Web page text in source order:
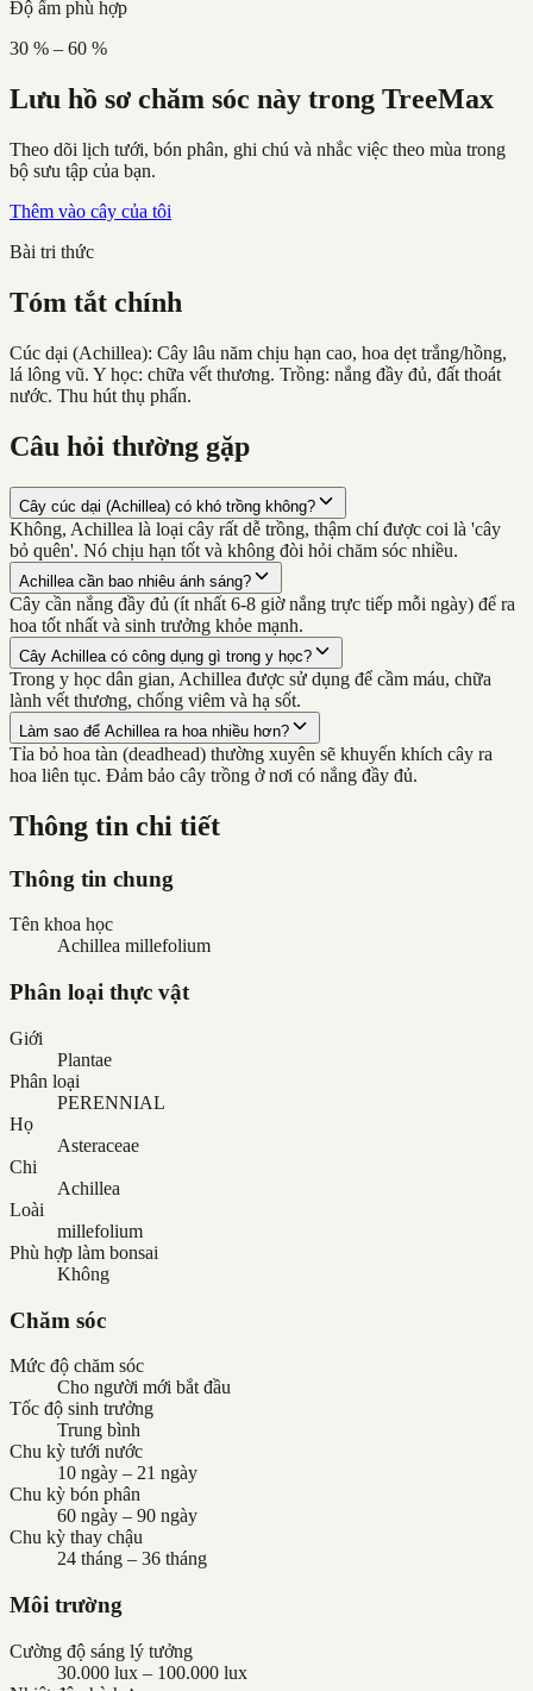
Độ ẩm phù hợp
30 % – 60 %
Lưu hồ sơ chăm sóc này trong TreeMax
Theo dõi lịch tưới, bón phân, ghi chú và nhắc việc theo mùa trong
bộ sưu tập của bạn.
Thêm vào cây của tôi
Bài tri thức
Tóm tắt chính
Cúc dại (Achillea): Cây lâu năm chịu hạn cao, hoa dẹt trắng/hồng,
lá lông vũ. Y học: chữa vết thương. Trồng: nắng đầy đủ, đất thoát
nước. Thu hút thụ phấn.
Câu hỏi thường gặp
Cây cúc dại (Achillea) có khó trồng không?
Không, Achillea là loại cây rất dễ trồng, thậm chí được coi là 'cây
bỏ quên'. Nó chịu hạn tốt và không đòi hỏi chăm sóc nhiều.
Achillea cần bao nhiêu ánh sáng?
Cây cần nắng đầy đủ (ít nhất 6-8 giờ nắng trực tiếp mỗi ngày) để ra
hoa tốt nhất và sinh trưởng khỏe mạnh.
Cây Achillea có công dụng gì trong y học?
Trong y học dân gian, Achillea được sử dụng để cầm máu, chữa
lành vết thương, chống viêm và hạ sốt.
Làm sao để Achillea ra hoa nhiều hơn?
Tỉa bỏ hoa tàn (deadhead) thường xuyên sẽ khuyến khích cây ra
hoa liên tục. Đảm bảo cây trồng ở nơi có nắng đầy đủ.
Thông tin chi tiết
Thông tin chung
Tên khoa học
Achillea millefolium
Phân loại thực vật
Giới
Plantae
Phân loại
PERENNIAL
Họ
Asteraceae
Chi
Achillea
Loài
millefolium
Phù hợp làm bonsai
Không
Chăm sóc
Mức độ chăm sóc
Cho người mới bắt đầu
Tốc độ sinh trưởng
Trung bình
Chu kỳ tưới nước
10 ngày – 21 ngày
Chu kỳ bón phân
60 ngày – 90 ngày
Chu kỳ thay chậu
24 tháng – 36 tháng
Môi trường
Cường độ sáng lý tưởng
30.000 lux – 100.000 lux